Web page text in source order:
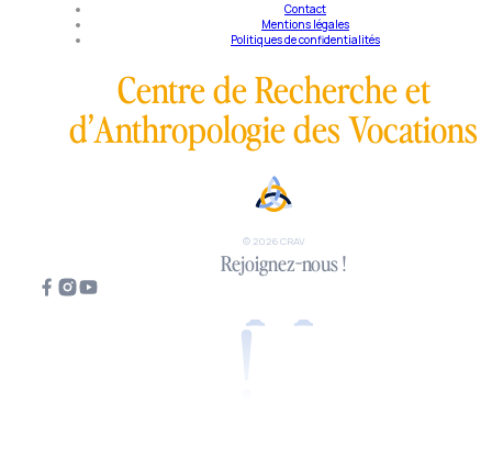
Contact
Mentions légales
Politiques de confidentialités
Centre de Recherche et
d’Anthropologie des Vocations
© 2026 CRAV
Rejoignez-nous !
Tous appelés
!